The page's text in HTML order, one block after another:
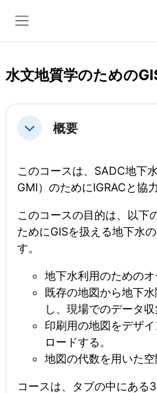
水文地質学のための
Schema della sezione
Minimizza
概要
このコースは、SADC地下
GMI）のためにIGRACと協
このコースの目的は、以下
ためにGISを扱える地下水
す。
地下水利用のための
既存の地図から地下
し、現場でのデータ
印刷用の地図をデザ
ロードする。
地図の代数を用いた
コースは、タブの中にある